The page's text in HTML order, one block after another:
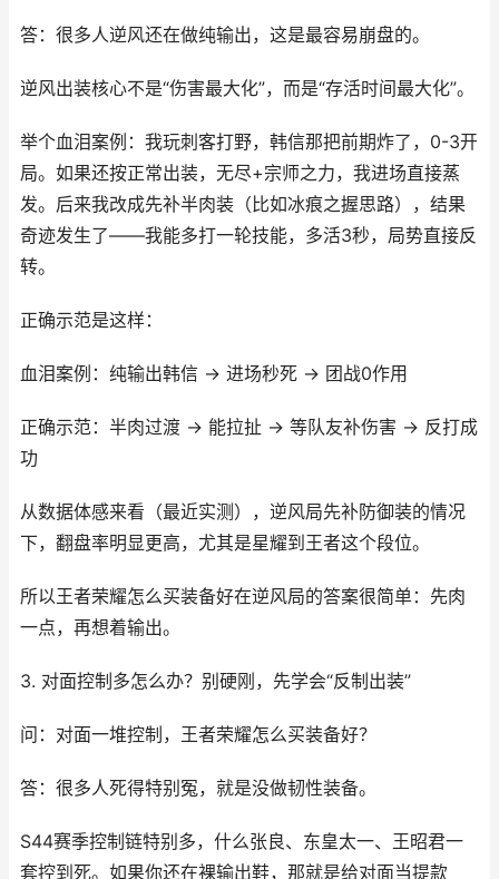
答：很多人逆风还在做纯输出，这是最容易崩盘的。
逆风出装核心不是“伤害最大化”，而是“存活时间最大化”。
举个血泪案例：我玩刺客打野，韩信那把前期炸了，0-3开
局。如果还按正常出装，无尽+宗师之力，我进场直接蒸
发。后来我改成先补半肉装（比如冰痕之握思路），结果
奇迹发生了——我能多打一轮技能，多活3秒，局势直接反
转。
正确示范是这样：
血泪案例：纯输出韩信 → 进场秒死 → 团战0作用
正确示范：半肉过渡 → 能拉扯 → 等队友补伤害 → 反打成
功
从数据体感来看（最近实测），逆风局先补防御装的情况
下，翻盘率明显更高，尤其是星耀到王者这个段位。
所以王者荣耀怎么买装备好在逆风局的答案很简单：先肉
一点，再想着输出。
3. 对面控制多怎么办？别硬刚，先学会“反制出装”
问：对面一堆控制，王者荣耀怎么买装备好？
答：很多人死得特别冤，就是没做韧性装备。
S44赛季控制链特别多，什么张良、东皇太一、王昭君一
套控到死。如果你还在裸输出鞋，那就是给对面当提款